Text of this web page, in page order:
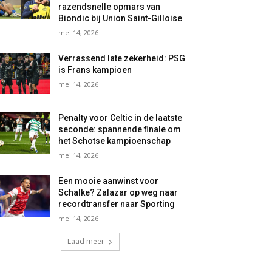
razendsnelle opmars van
Biondic bij Union Saint-Gilloise
mei 14, 2026
Verrassend late zekerheid: PSG
is Frans kampioen
mei 14, 2026
Penalty voor Celtic in de laatste
seconde: spannende finale om
het Schotse kampioenschap
mei 14, 2026
Een mooie aanwinst voor
Schalke? Zalazar op weg naar
recordtransfer naar Sporting
mei 14, 2026
Laad meer